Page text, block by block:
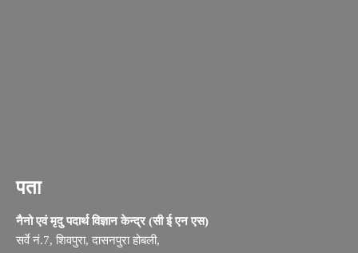
पता
नैनो एवं मृदु पदार्थ विज्ञान केन्द्र (सी ई एन एस)
सर्वे नं.7, शिवपुरा, दासनपुरा होबली,